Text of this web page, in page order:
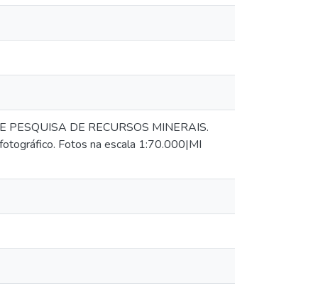
DE RECURSOS MINERAIS.
Fotos na escala 1:70.000|MI